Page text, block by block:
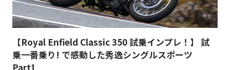
【Royal Enfield Classic 350 試乗インプレ！】 試
乗一番乗り! で感動した秀逸シングルスポーツ
Part1